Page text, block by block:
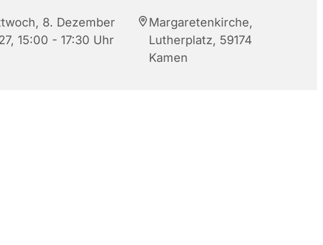
8. Dezember
15:00 - 17:30 Uhr
Margaretenkirche,
Lutherplatz, 59174
Kamen